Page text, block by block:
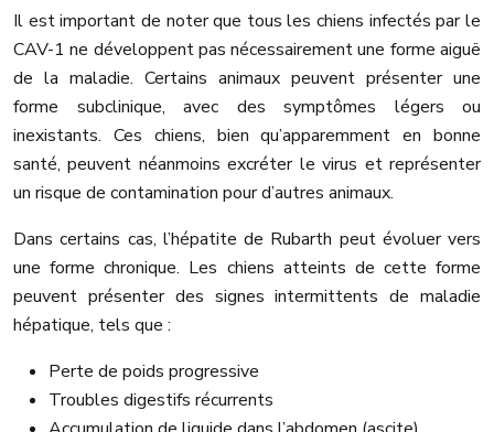
Il est important de noter que tous les chiens infectés par le
CAV-1 ne développent pas nécessairement une forme aiguë
de la maladie. Certains animaux peuvent présenter une
forme subclinique, avec des symptômes légers ou
inexistants. Ces chiens, bien qu’apparemment en bonne
santé, peuvent néanmoins excréter le virus et représenter
un risque de contamination pour d’autres animaux.
Dans certains cas, l’hépatite de Rubarth peut évoluer vers
une forme chronique. Les chiens atteints de cette forme
peuvent présenter des signes intermittents de maladie
hépatique, tels que :
Perte de poids progressive
Troubles digestifs récurrents